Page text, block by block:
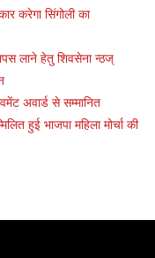
करेगा सिंगोली का
लाने हेतु शिवसेना न्ठज्
अवार्ड से सम्मानित
हुई भाजपा महिला मोर्चा की